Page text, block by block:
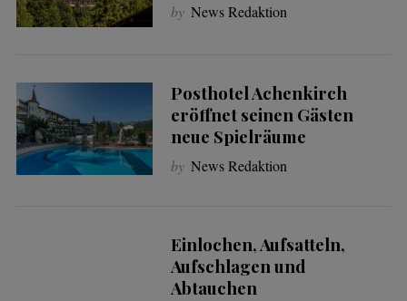
by News Redaktion
Posthotel Achenkirch
eröffnet seinen Gästen
neue Spielräume
by News Redaktion
Einlochen, Aufsatteln,
Aufschlagen und
Abtauchen